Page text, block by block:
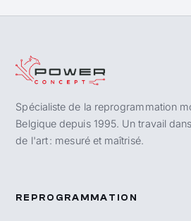
Spécialiste de la reprogrammation
Belgique depuis 1995. Un travail
de l'art : mesuré et maîtrisé.
REPROGRAMMATION